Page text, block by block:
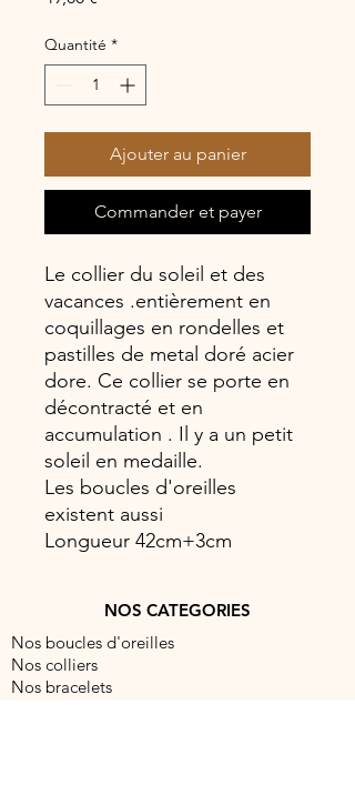
Quantité *
Ajouter au panier
Commander et payer
Le collier du soleil et des
vacances .entièrement en
coquillages en rondelles et
pastilles de metal doré acier
dore. Ce collier se porte en
décontracté et en
accumulation . Il y a un petit
soleil en medaille.
Les boucles d'oreilles
existent aussi
Longueur 42cm+3cm
NOS CATEGORIES
Nos boucles d'oreilles
Nos colliers
Nos bracelets